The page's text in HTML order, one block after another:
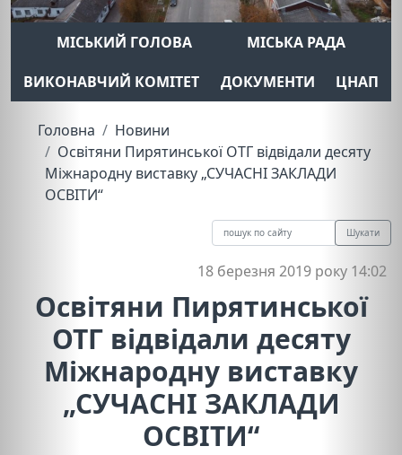
МІСЬКИЙ ГОЛОВА
МІСЬКА РАДА
ВИКОНАВЧИЙ КОМІТЕТ
ДОКУМЕНТИ ЦНАП
Головна
Новини
Освітяни Пирятинської ОТГ відвідали десяту
Міжнародну виставку „СУЧАСНІ ЗАКЛАДИ
ОСВІТИ“
Шукати
18 березня 2019 року 14:02
Освітяни Пирятинської
ОТГ відвідали десяту
Міжнародну виставку
„СУЧАСНІ ЗАКЛАДИ
ОСВІТИ“